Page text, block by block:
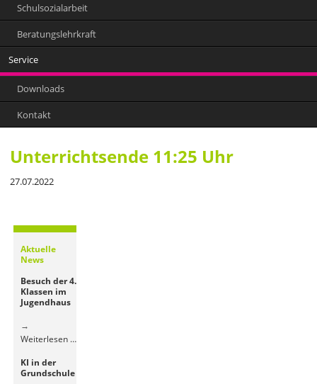
Schulsozialarbeit
Beratungslehrkraft
Service
Downloads
Kontakt
Unterrichtsende 11:25 Uhr
27.07.2022
Aktuelle
News
Besuch der 4.
Klassen im
Jugendhaus
Weiterlesen …Besuch
KI in der
Grundschule